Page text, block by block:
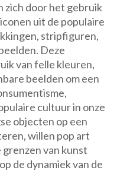
zich door het gebruik
uit de populaire
stripfiguren,
Deze
van felle kleuren,
beelden om een
cultuur in onze
objecten op een
willen pop art
van kunst
de dynamiek van de